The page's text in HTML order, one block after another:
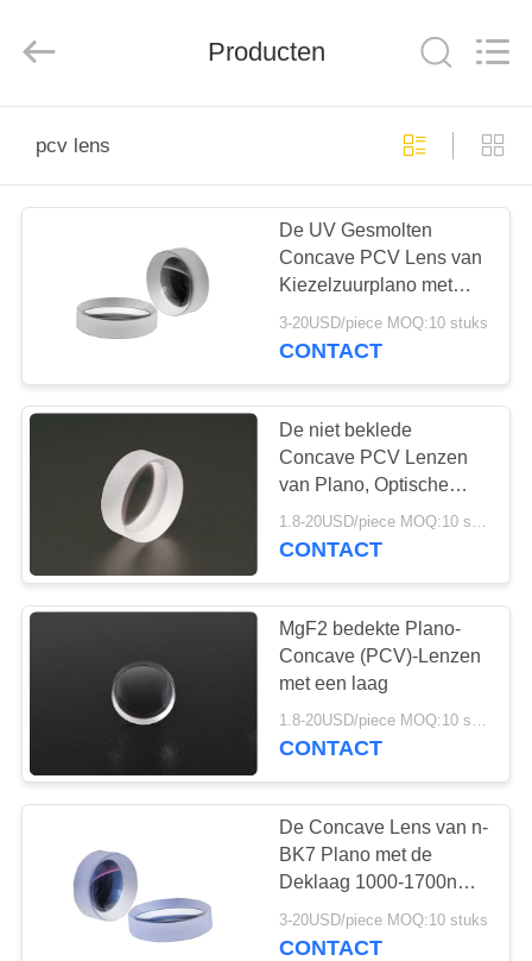
PRODUCTEN
ONGEVEER
FABRIEKSREIS
KWALITEITSCONTROLE
CONTACTEER
ONS
VERZOEK
CITAAT
SITEMAP
PRIVACY
Co.,Ltd.
Producten
pcv lens
De UV Gesmolten
Concave PCV Lens van
Kiezelzuurplano met
Aangepaste Deklaag
3-20USD/piece MOQ:10 stuks
CONTACT
De niet beklede
Concave PCV Lenzen
van Plano, Optische
Lens met Negatieve
Brandpuntsafstanden
1.8-20USD/piece MOQ:10 stuks
CONTACT
MgF2 bedekte Plano-
Concave (PCV)-Lenzen
met een laag
1.8-20USD/piece MOQ:10 stuks
CONTACT
De Concave Lens van n-
BK7 Plano met de
Deklaag 1000-1700nm
van Beide
Oppervlaktenar
3-20USD/piece MOQ:10 stuks
CONTACT